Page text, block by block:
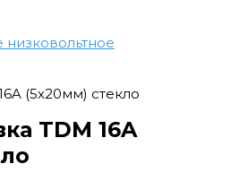
(5х20мм) стекло
TDM 16A